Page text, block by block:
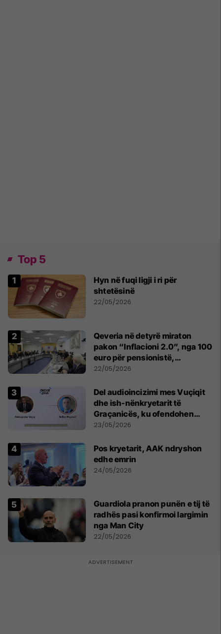
Top 5
Hyn në fuqi ligji i ri për
shtetësinë
22/05/2026
Qeveria në detyrë miraton
pakon “Inflacioni 2.0”, nga 100
euro për pensionistë,
punëtorët privat, fëmijë dhe
22/05/2026
Del audioincizimi mes Vuçiqit
dhe ish-nënkryetarit të
Graçanicës, ku ofendohen
krerë të Kishës Ortodokse
23/05/2026
Pos kryetarit, AAK ndryshon
edhe emrin
24/05/2026
Guardiola pranon punën e tij të
radhës pasi konfirmoi largimin
nga Man City
22/05/2026